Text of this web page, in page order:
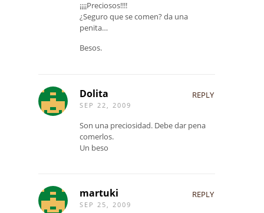
¡¡¡¡Preciosos!!!!
¿Seguro que se comen? da una
penita…
Besos.
Dolita
SEP 22, 2009
REPLY
Son una preciosidad. Debe dar pena
comerlos.
Un beso
martuki
SEP 25, 2009
REPLY